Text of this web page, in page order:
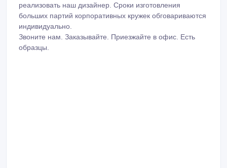
реализовать наш дизайнер. Сроки изготовления
больших партий корпоративных кружек обговариваются
индивидуально.
Звоните нам. Заказывайте. Приезжайте в офис. Есть
образцы.